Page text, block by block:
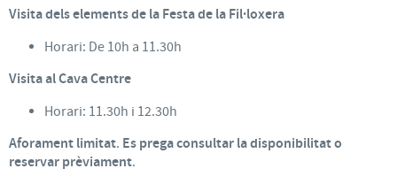
Visita dels elements de la Festa de la Fil·loxera
Horari: De 10h a 11.30h
Visita al Cava Centre
Horari: 11.30h i 12.30h
Aforament limitat. Es prega consultar la disponibilitat o
reservar prèviament.